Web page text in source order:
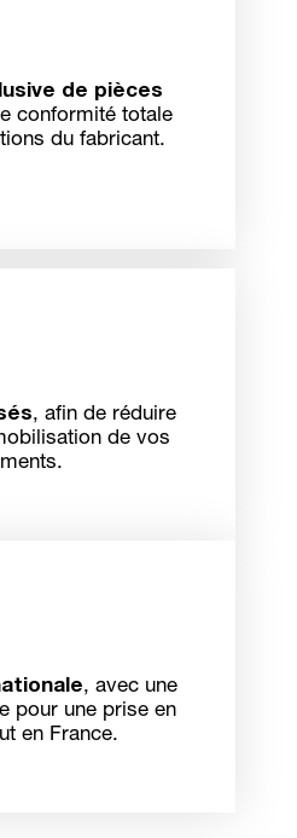
de pièces
conformité totale
du fabricant.
, afin de réduire
de vos
, avec une
pour une prise en
en France.